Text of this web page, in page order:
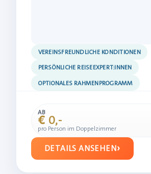
VEREINSFREUNDLICHE KONDITIONEN
PERSÖNLICHE REISEEXPERT:INNEN
OPTIONALES RAHMENPROGRAMM
AB
€ 0,-
pro Person im Doppelzimmer
DETAILS ANSEHEN